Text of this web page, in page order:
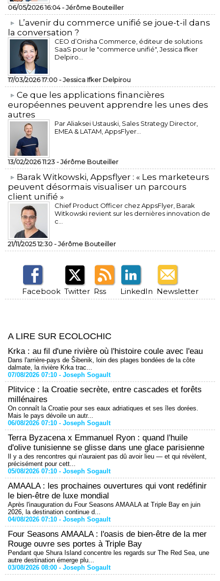
06/05/2026 16:04 -Jérôme Bouteiller
L’avenir du commerce unifié se joue-t-il dans
la conversation ?
CEO d’Orisha Commerce, éditeur de solutions
SaaS pour le "commerce unifié", Jessica Ifker
Delpiro...
17/03/2026 17:00 -Jessica Ifker Delpirou
​Ce que les applications financières
européennes peuvent apprendre les unes des
autres
Par Aliaksei Ustauski, Sales Strategy Director,
EMEA & LATAM, AppsFlyer...
13/02/2026 11:23 -Jérôme Bouteiller
​Barak Witkowski, Appsflyer : « Les marketeurs
peuvent désormais visualiser un parcours
client unifié »
Chief Product Officer chez AppsFlyer, ​Barak
Witkowski revient sur les dernières innovation de
c...
21/11/2025 12:30 -Jérôme Bouteiller
Facebook Twitter Rss LinkedIn Newsletter
A LIRE SUR ECOLOCHIC
Krka : au fil d'une rivière où l'histoire coule avec l'eau
Dans l'arrière-pays de Šibenik, loin des plages bondées de la côte
dalmate, la rivière Krka trac...
07/08/2026 07:10 - Joseph Sogault
Plitvice : la Croatie secrète, entre cascades et forêts
millénaires
On connaît la Croatie pour ses eaux adriatiques et ses îles dorées.
Mais le pays dévoile un autr...
06/08/2026 07:10 - Joseph Sogault
Terra Byzacena x Emmanuel Ryon : quand l'huile
d'olive tunisienne se glisse dans une glace parisienne
Il y a des rencontres qui n'auraient pas dû avoir lieu — et qui révèlent,
précisément pour cett...
05/08/2026 07:10 - Joseph Sogault
AMAALA : les prochaines ouvertures qui vont redéfinir
le bien-être de luxe mondial
Après l'inauguration du Four Seasons AMAALA at Triple Bay en juin
2026, la destination continue d...
04/08/2026 07:10 - Joseph Sogault
Four Seasons AMAALA : l'oasis de bien-être de la mer
Rouge ouvre ses portes à Triple Bay
Pendant que Shura Island concentre les regards sur The Red Sea, une
autre destination émerge plu...
03/08/2026 08:00 - Joseph Sogault